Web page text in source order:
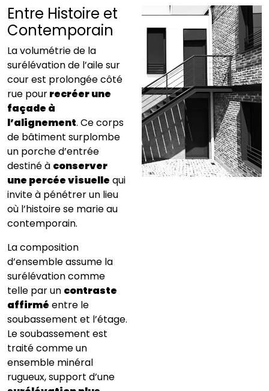
Entre Histoire et
Contemporain
La volumétrie de la
surélévation de l’aile sur
cour est prolongée côté
rue pourrecréer une
façade à
l’alignement. Ce corps
de bâtiment surplombe
un porche d’entrée
destiné à conserver
une percée visuelle qui
invite à pénétrer un lieu
où l’histoire se marie au
contemporain.
La composition
d’ensemble assume la
surélévation comme
telle par un contraste
affirmé entre le
soubassement et l’étage.
Le soubassement est
traité comme un
ensemble minéral
rugueux, support d’une